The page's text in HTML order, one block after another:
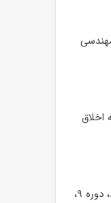
مقالات مجله شکل دهی مواد، دوره ۹،